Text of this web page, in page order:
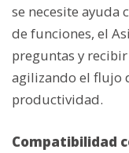
se necesite ayuda
de funciones, el
preguntas y
agilizando el flujo
productividad.
Compatibilidad